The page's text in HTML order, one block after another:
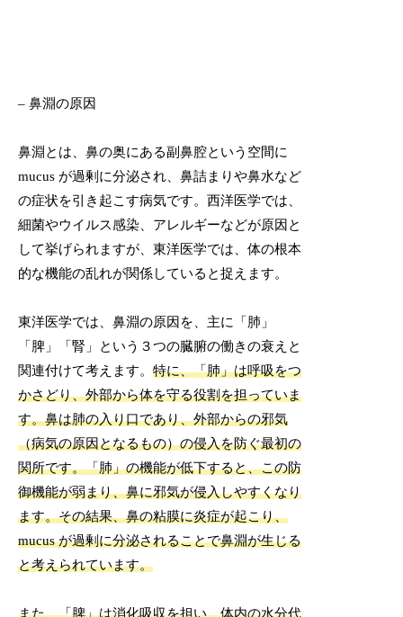
– 鼻淵の原因
鼻淵とは、鼻の奥にある副鼻腔という空間に
mucus が過剰に分泌され、鼻詰まりや鼻水など
の症状を引き起こす病気です。西洋医学では、
細菌やウイルス感染、アレルギーなどが原因と
して挙げられますが、東洋医学では、体の根本
的な機能の乱れが関係していると捉えます。
東洋医学では、鼻淵の原因を、主に「肺」
「脾」「腎」という３つの臓腑の働きの衰えと
関連付けて考えます。特に、「肺」は呼吸をつ
かさどり、外部から体を守る役割を担っていま
す。鼻は肺の入り口であり、外部からの邪気
（病気の原因となるもの）の侵入を防ぐ最初の
関所です。「肺」の機能が低下すると、この防
御機能が弱まり、鼻に邪気が侵入しやすくなり
ます。その結果、鼻の粘膜に炎症が起こり、
mucus が過剰に分泌されることで鼻淵が生じる
と考えられています。
また、「脾」は消化吸収を担い、体内の水分代